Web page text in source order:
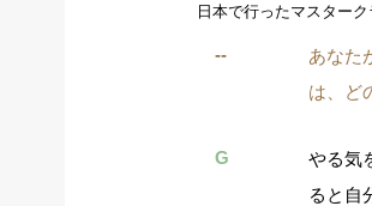
日本で行ったマスター
--
あなた
は、ど
G
やる気
ると自